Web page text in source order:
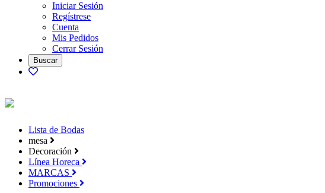
Iniciar Sesión
Regístrese
Cuenta
Mis Pedidos
Cerrar Sesión
Lista de Bodas
mesa
Decoración
Línea Horeca
MARCAS
Promociones